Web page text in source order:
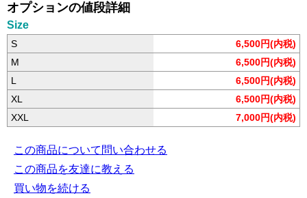
オプションの値段詳細
Size
S
6,500円(内税)
M
6,500円(内税)
L
6,500円(内税)
XL
6,500円(内税)
XXL
7,000円(内税)
この商品について問い合わせる
この商品を友達に教える
買い物を続ける